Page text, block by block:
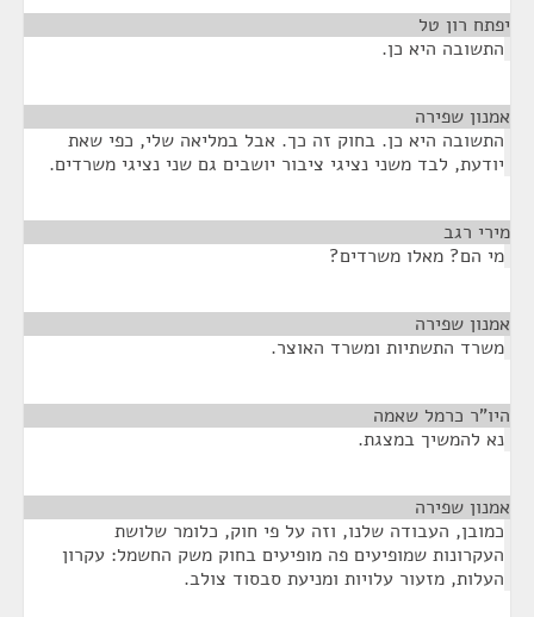
יפתח רון טל
התשובה היא כן.
אמנון שפירה
התשובה היא כן. בחוק זה כך. אבל במליאה שלי, כפי שאת
יודעת, לבד משני נציגי ציבור יושבים גם שני נציגי משרדים.
מירי רגב
מי הם? מאלו משרדים?
אמנון שפירה
משרד התשתיות ומשרד האוצר.
היו"ר כרמל שאמה
נא להמשיך במצגת.
אמנון שפירה
כמובן, העבודה שלנו, וזה על פי חוק, כלומר שלושת
העקרונות שמופיעים פה מופיעים בחוק משק החשמל: עקרון
העלות, מזעור עלויות ומניעת סבסוד צולב.